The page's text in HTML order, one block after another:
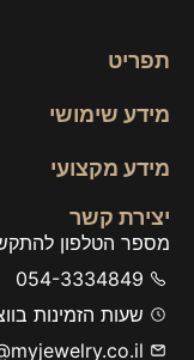
תפריט
מידע שימושי
מידע מקצועי
יצירת קשר
מספר הטלפון
054-3334849
שעות הזמינות בווצאפ